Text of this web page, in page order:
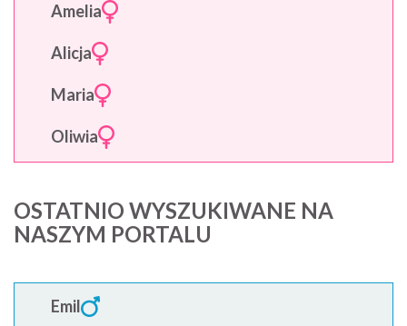
Amelia
Alicja
Maria
Oliwia
OSTATNIO WYSZUKIWANE NA
NASZYM PORTALU
Emil